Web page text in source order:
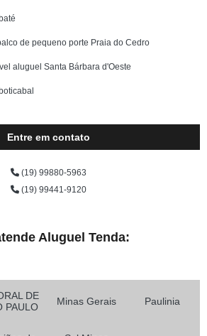
de pequeno porte Praia do Cedro
aluguel Santa Bárbara d'Oeste
Entre em contato
(19) 99880-5963
(19) 99441-9120
Aluguel Tenda:
DE
PAULO
Minas Gerais Paulinia